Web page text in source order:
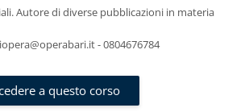
Autore di diverse pubblicazioni in materia
- 0804676784
a questo corso